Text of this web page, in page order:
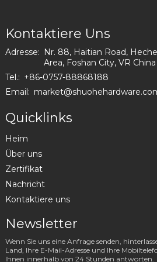
Kontaktiere Uns
Adresse: Nr. 88, Haitian Road,
Area, Foshan City, VR
Tel.: +86-0757-88868188
Email:
Quicklinks
Heim
Über uns
Zertifikat
Nachricht
Kontaktiere uns
Newsletter
Wenn Sie uns eine Anfrage senden,
Land, Ihre E-Mail-Adresse und Ihre
Ihnen innerhalb von 24 Stunden antworten.